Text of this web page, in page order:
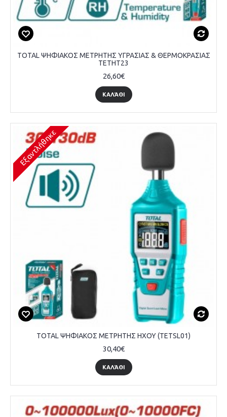
TOTAL ΨΗΦΙΑΚΟΣ ΜΕΤΡΗΤΗΣ ΥΓΡΑΣΙΑΣ & ΘΕΡΜΟΚΡΑΣΙΑΣ
TETHT23
26,60€
ΚΑΛΆΘΙ
Εξαντλήθηκε
TOTAL ΨΗΦΙΑΚΟΣ ΜΕΤΡΗΤΗΣ ΗΧΟΥ (TETSL01)
30,40€
ΚΑΛΆΘΙ